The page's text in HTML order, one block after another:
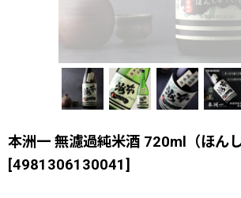
本洲一 無濾過純米酒 720ml（ほんし
[4981306130041]